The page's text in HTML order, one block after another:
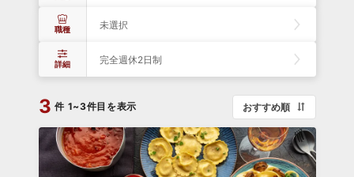
職種 未選択
詳細 完全週休2日制
3 件 1~3件目を表示 おすすめ順